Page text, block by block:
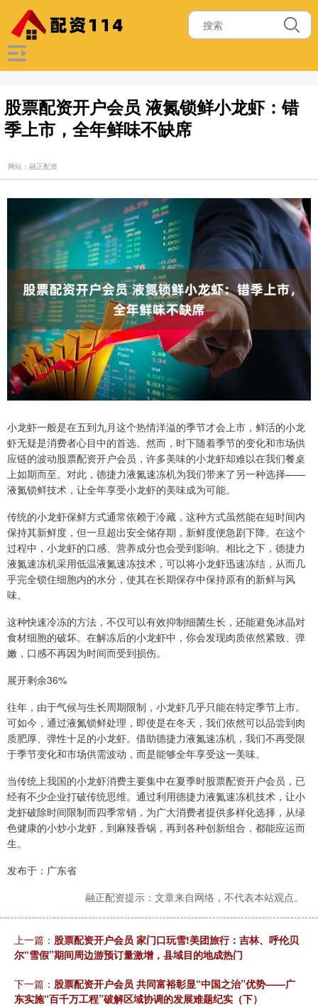
股票配资开户会员 液氮锁鲜小龙虾：错
季上市，全年鲜味不缺席
网站：融正配资
小龙虾一般是在五到九月这个热情洋溢的季节才会上市，鲜活的小龙
虾无疑是消费者心目中的首选。然而，时下随着季节的变化和市场供
应链的波动股票配资开户会员，许多美味的小龙虾却难以在我们餐桌
上如期而至。对此，德捷力液氮速冻机为我们带来了另一种选择——
液氮锁鲜技术，让全年享受小龙虾的美味成为可能。
传统的小龙虾保鲜方式通常依赖于冷藏，这种方式虽然能在短时间内
保持其新鲜度，但一旦超出安全储存期，新鲜度便急剧下降。在这个
过程中，小龙虾的口感、营养成分也会受到影响。相比之下，德捷力
液氮速冻机采用低温液氮速冻技术，可以将小龙虾迅速冻结，从而几
乎完全锁住细胞内的水分，使其在长期保存中保持原有的新鲜与风
味。
这种快速冷冻的方法，不仅可以有效抑制细菌生长，还能避免冰晶对
食材细胞的破坏。在解冻后的小龙虾中，你会发现肉质依然紧致、弹
嫩，口感不再因为时间而受到损伤。
展开剩余36%
往年，由于气候与生长周期限制，小龙虾几乎只能在特定季节上市。
可如今，通过液氮锁鲜处理，即使是在冬天，我们依然可以品尝到肉
质肥厚、弹性十足的小龙虾。借助德捷力液氮速冻机，我们不再受限
于季节变化和市场供需波动，而是能够全年享受这一美味。
当传统上我国的小龙虾消费主要集中在夏季时股票配资开户会员，已
经有不少企业打破传统思维。通过利用德捷力液氮速冻机技术，让小
龙虾破除时间限制而四季常销，为广大消费者提供多样化选择，从绿
色健康的小炒小龙虾，到麻辣香锅，再到各种创新组合，都能应运而
生。
发布于：广东省
融正配资提示：文章来自网络，不代表本站观点。
上一篇： 股票配资开户会员 家门口玩雪!美团旅行：吉林、呼伦贝
尔“雪假”期间周边游预订量激增，县域目的地成热门
下一篇： 股票配资开户会员 共同富裕彰显“中国之治”优势——广
东实施“百千万工程”破解区域协调的发展难题纪实（下）